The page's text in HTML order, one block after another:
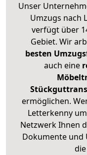
Unser
Umzugs nach
verfügt über
Gebiet. Wir
besten
auch eine
ermöglichen.
Letterkenny
Netzwerk Ihnen
Dokumente und